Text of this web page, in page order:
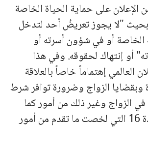
المادة 12 من الإعلان على حماية الحياة الخاصة
بحيث "لا يجوز تعريضُ أحد لتدخل
أو في شؤون أسرته أو
أو إنتهاك لحقوقه. وفي هذا
العالمي إهتماماً خاصاً بالعلاقة
وبقضايا الزواج وضرورة توافر شرط
في الزواج وغير ذلك من أمور كما
ورد في نص المادة 16 التي لخصت ما تقدم من أمور